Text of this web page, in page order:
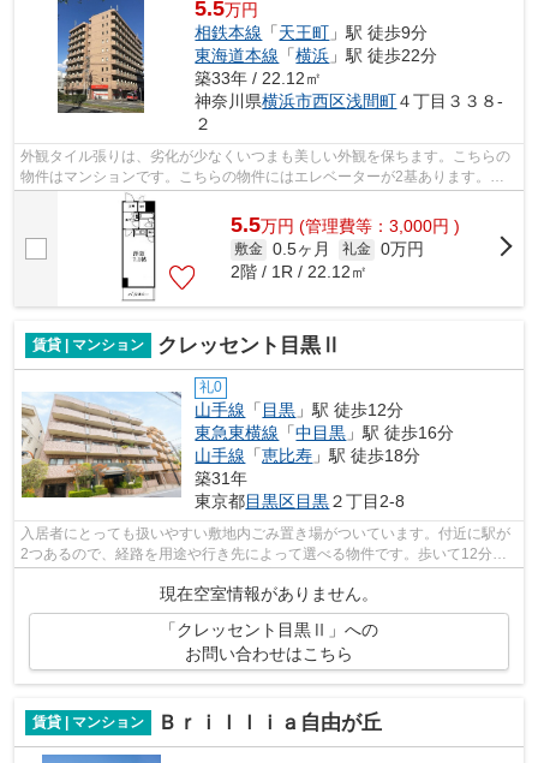
5.5万円
相鉄本線 「天王町 」駅 徒歩9分
東海道本線 「横浜 」駅 徒歩22分
築33年 / 22.12㎡
神奈川県横浜市西区浅間町４丁目３３８-
２
外観タイル張りは、劣化が少なくいつまも美しい外観を保ちます。こちらの
物件はマンションです。こちらの物件にはエレベーターが2基あります。周
辺に駅が二つあり、交通の利便性が高い...
5.5万円 (管理費等：3,000円 )
敷金 0.5ヶ月 礼金 0万円
2階 / 1R / 22.12㎡
賃貸 | マンション クレッセント目黒Ⅱ
礼0
山手線 「 目黒 」駅 徒歩12分
東急東横線 「中目黒 」駅 徒歩16分
山手線 「恵比寿 」駅 徒歩18分
築31年
東京都目黒区目黒２丁目2-8
入居者にとっても扱いやすい敷地内ごみ置き場がついています。付近に駅が
2つあるので、経路を用途や行き先によって選べる物件です。歩いて12分ほ
どで目黒駅にアクセスできる、立地の良...
現在空室情報がありません。
「クレッセント目黒Ⅱ」への
お問い合わせはこちら
賃貸 | マンション Ｂｒｉｌｌｉａ自由が丘